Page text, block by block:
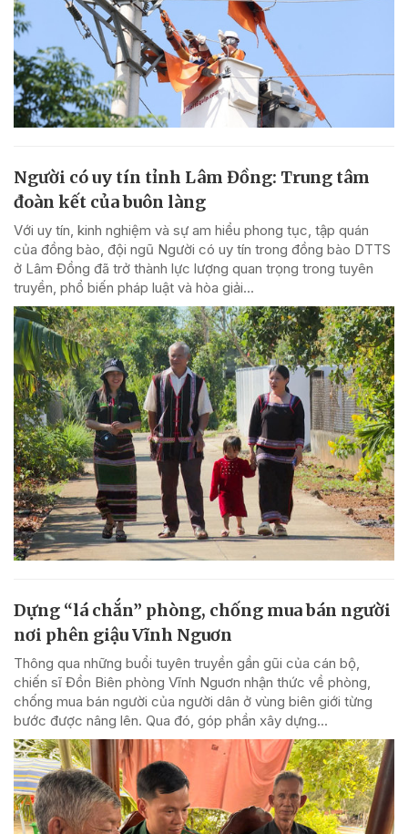
Người có uy tín tỉnh Lâm Đồng: Trung tâm
đoàn kết của buôn làng
Với uy tín, kinh nghiệm và sự am hiểu phong tục, tập quán
của đồng bào, đội ngũ Người có uy tín trong đồng bào DTTS
ở Lâm Đồng đã trở thành lực lượng quan trọng trong tuyên
truyền, phổ biến pháp luật và hòa giải...
Dựng “lá chắn” phòng, chống mua bán người
nơi phên giậu Vĩnh Nguơn
Thông qua những buổi tuyên truyền gần gũi của cán bộ,
chiến sĩ Đồn Biên phòng Vĩnh Nguơn nhận thức về phòng,
chống mua bán người của người dân ở vùng biên giới từng
bước được nâng lên. Qua đó, góp phần xây dựng...